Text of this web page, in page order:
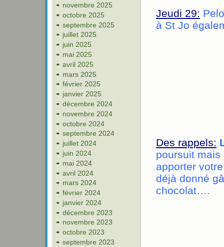
novembre 2025
octobre 2025
septembre 2025
juillet 2025
juin 2025
mai 2025
avril 2025
mars 2025
février 2025
janvier 2025
décembre 2024
novembre 2024
octobre 2024
septembre 2024
juillet 2024
juin 2024
mai 2024
avril 2024
mars 2024
février 2024
janvier 2024
décembre 2023
novembre 2023
octobre 2023
septembre 2023
Jeudi 29:
à St Jo
Des rappels:
poursuit
apporter
déjà donné
chocolat….